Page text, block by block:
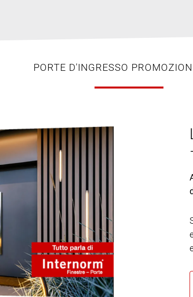
PORTE D'INGRESSO